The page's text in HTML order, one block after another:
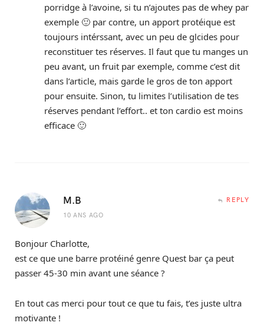
porridge à l’avoine, si tu n’ajoutes pas de whey par
exemple 🙂 par contre, un apport protéique est
toujours intérssant, avec un peu de glcides pour
reconstituer tes réserves. Il faut que tu manges un
peu avant, un fruit par exemple, comme c’est dit
dans l’article, mais garde le gros de ton apport
pour ensuite. Sinon, tu limites l’utilisation de tes
réserves pendant l’effort.. et ton cardio est moins
efficace 🙂
M.B
10 ANS AGO
REPLY
Bonjour Charlotte,
est ce que une barre protéiné genre Quest bar ça peut
passer 45-30 min avant une séance ?
En tout cas merci pour tout ce que tu fais, t’es juste ultra
motivante !